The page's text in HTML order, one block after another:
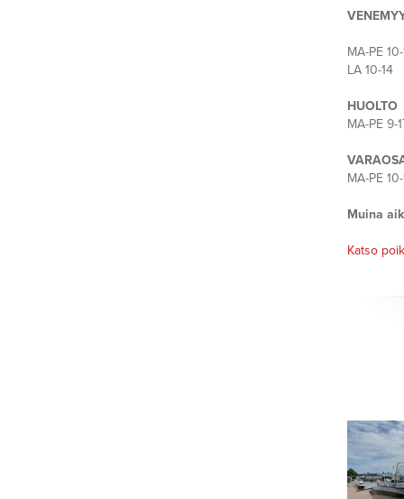
MA-PE
LA 10-14
HUOLTO
MA-PE 9-
MA-PE 10-
Muina
Katso